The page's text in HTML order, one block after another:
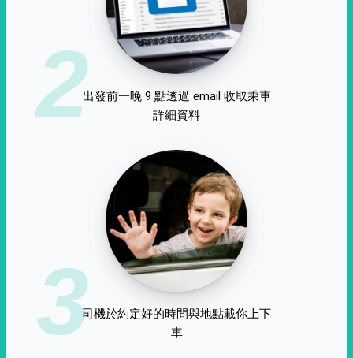
2出發前一晚 9 點透過 email 收取乘車
詳細資料
3司機於約定好的時間與地點載你上下
車